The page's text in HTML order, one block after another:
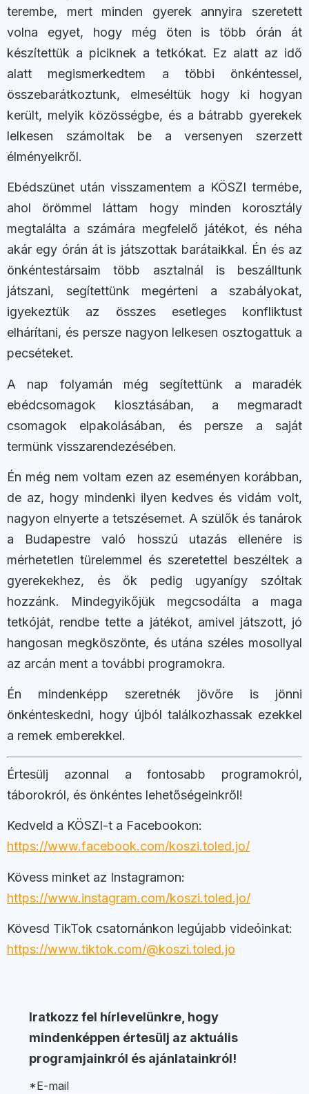
terembe, mert minden gyerek annyira szeretett
volna egyet, hogy még öten is több órán át
készítettük a piciknek a tetkókat. Ez alatt az idő
alatt megismerkedtem a többi önkéntessel,
összebarátkoztunk, elmeséltük hogy ki hogyan
került, melyik közösségbe, és a bátrabb gyerekek
lelkesen számoltak be a versenyen szerzett
élményeikről.
Ebédszünet után visszamentem a KÖSZI termébe,
ahol örömmel láttam hogy minden korosztály
megtalálta a számára megfelelő játékot, és néha
akár egy órán át is játszottak barátaikkal. Én és az
önkéntestársaim több asztalnál is beszálltunk
játszani, segítettünk megérteni a szabályokat,
igyekeztük az összes esetleges konfliktust
elhárítani, és persze nagyon lelkesen osztogattuk a
pecséteket.
A nap folyamán még segítettünk a maradék
ebédcsomagok kiosztásában, a megmaradt
csomagok elpakolásában, és persze a saját
termünk visszarendezésében.
Én még nem voltam ezen az eseményen korábban,
de az, hogy mindenki ilyen kedves és vidám volt,
nagyon elnyerte a tetszésemet. A szülők és tanárok
a Budapestre való hosszú utazás ellenére is
mérhetetlen türelemmel és szeretettel beszéltek a
gyerekekhez, és ők pedig ugyanígy szóltak
hozzánk. Mindegyikőjük megcsodálta a maga
tetkóját, rendbe tette a játékot, amivel játszott, jó
hangosan megköszönte, és utána széles mosollyal
az arcán ment a további programokra.
Én mindenképp szeretnék jövőre is jönni
önkénteskedni, hogy újból találkozhassak ezekkel
a remek emberekkel.
Értesülj azonnal a fontosabb programokról,
táborokról, és önkéntes lehetőségeinkről!
Kedveld a KÖSZI-t a Facebookon:
https://www.facebook.com/koszi.toled.jo/
Kövess minket az Instagramon:
https://www.instagram.com/koszi.toled.jo/
Kövesd TikTok csatornánkon legújabb videóinkat:
https://www.tiktok.com/@koszi.toled.jo
Iratkozz fel hírlevelünkre, hogy
mindenképpen értesülj az aktuális
programjainkról és ajánlatainkról!
*E-mail